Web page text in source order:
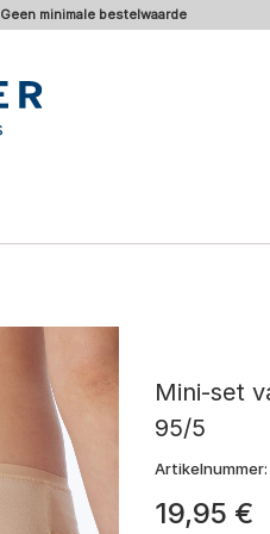
Geen minimale bestelwaarde
Mini-set
95/5
Artikelnummer:
19,95 €